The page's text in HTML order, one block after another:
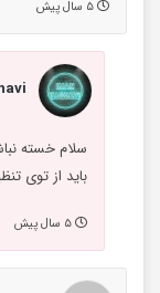
سلام خسته
باید از توی